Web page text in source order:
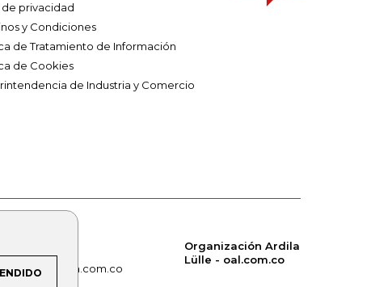
de privacidad
y Condiciones
de Tratamiento de Información
de Cookies
de Industria y Comercio
alerta.com.co
Organización Ardila
Lülle - oal.com.co